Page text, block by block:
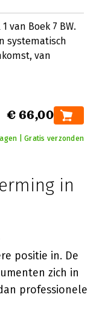
van Boek 7 BW.
systematisch
van
€ 66,00
| Gratis verzonden
in
positie in. De
zich in
professionele